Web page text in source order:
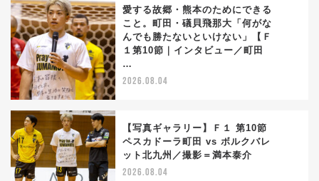
愛する故郷・熊本のためにできる
こと。町田・礒貝飛那大「何がな
んでも勝たないといけない」【Ｆ
１第10節｜インタビュー／町田
…
2026.08.04
【写真ギャラリー】Ｆ１ 第10節
ペスカドーラ町田 vs ボルクバレ
ット北九州／撮影＝満本泰介
2026.08.04